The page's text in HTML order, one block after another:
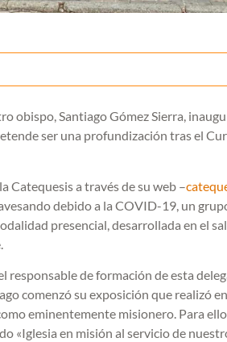
obispo, Santiago Gómez Sierra,
ser una profundización tras el
Catequesis a través de su web –
debido a la COVID-19, un
presencial, desarrollada en el
responsable de formación de esta
comenzó su exposición que realizó
eminentemente misionero. Para
«Iglesia en misión al servicio de